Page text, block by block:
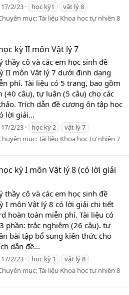
17/2/23 học kỳ1
vật lý 8
mục:Tài liệu Khoa học tự nhiên 8
kỳ II môn Vật lý 7
thầy cô và các em học sinh đề
II môn Vật lý 7 dưới định dạng
phí. Tài liệu có 5 trang, bao gồm
(40 câu), tự luận (5 câu) cho các
Trích dẫn đề cương ôn tập học
lời giải...
17/2/23 học kỳ 2
vật lý 7
mục:Tài liệu Khoa học tự nhiên 7
kỳ I môn Vật lý 8 (có lời giải
thầy cô và các em học sinh đề
I môn Vật lý 8 có lời giải chi tiết
hoàn toàn miễn phí. Tài liệu có
phần: trắc nghiệm (26 câu). tự
bài tập bổ sung kiến thức cho
dẫn đề...
17/2/23 học kỳ 1
vật lý 8
mục:Tài liệu Khoa học tự nhiên 8